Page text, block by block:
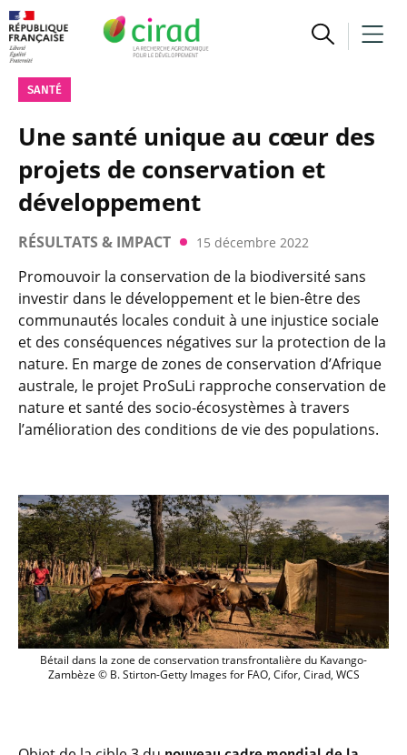
SANTÉ
Une santé unique au cœur des
projets de conservation et
développement
RÉSULTATS & IMPACT 15 décembre 2022
Promouvoir la conservation de la biodiversité sans
investir dans le développement et le bien-être des
communautés locales conduit à une injustice sociale
et des conséquences négatives sur la protection de la
nature. En marge de zones de conservation d’Afrique
australe, le projet ProSuLi rapproche conservation de
nature et santé des socio-écosystèmes à travers
l’amélioration des conditions de vie des populations.
Bétail dans la zone de conservation
Bétail dans la zone de conservation transfrontalière du Kavango-
Zambèze © B. Stirton-Getty Images for FAO, Cifor, Cirad, WCS